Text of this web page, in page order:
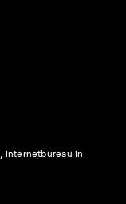
, internetbureau in